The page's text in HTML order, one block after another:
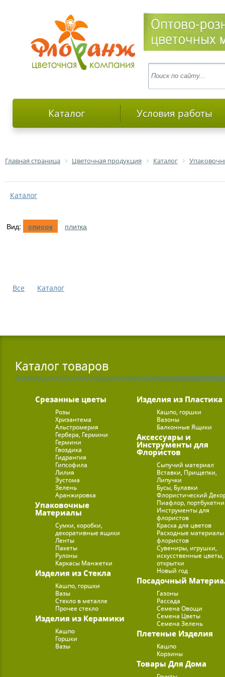
Каталог Условия работы
Главная страница Цветочная продукция Каталог
Каталог
Вид: список плитка
Все Каталог
Каталог товаров
Срезанные цветы
Розы
Хризантема
Альстромерия
Гербера, Гермини
Гермини
Гвоздика
Гидрангия
Гипсофила
Лилия
Эустома
Зелень
Аранжировка
Упаковочные
Материалы
Сумки, коробки,
декоративные ящики
Ленты
Пакеты
Рулоны
Каркасы Манжетки
Изделия из Стекла
Кашпо, горшки
Вазы
Стекло в металле
Прочее стекло
Изделия из Керамики
Кашпо
Горшки
Вазы
Изделия из Пластика
Кашпо, горшки
Вазоны
Балконные Ящики
Аксессуары и
Инструменты для
Флористов
Сыпучий материал
Вставки, Прищепки,
Липучки
Бусы, Булавки
Флористический
Пиафлор,
Инструменты для
флористов
Краска для цветов
Расходные
флористов
Сувениры, игрушки,
искусственные цветы,
открытки
Новый год
Посадочный
Газоны
Рассада
Семена Овощи
Семена Цветы
Семена Зелень
Плетеные Изделия
Кашпо
Корзины
Товары Для Дома